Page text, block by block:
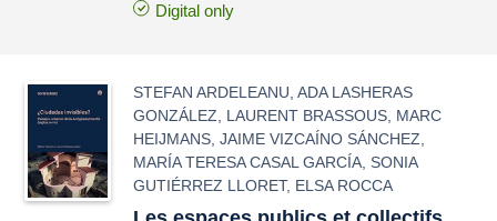
Digital only
STEFAN ARDELEANU ,ADA LASHERAS
GONZÁLEZ
LAURENT BRASSOUS MARC
HEIJMANS ,JAIME VIZCAÍNO SÁNCHEZ
MARÍA TERESA CASAL GARCÍA SONIA
GUTIÉRREZ LLORET, ELSA ROCCA